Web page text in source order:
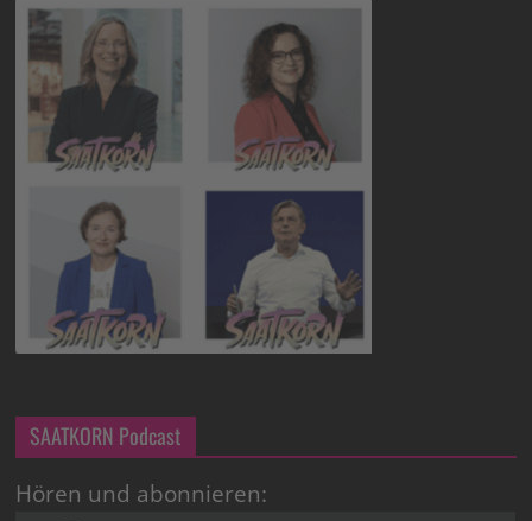
SAATKORN Podcast
Hören und abonnieren: